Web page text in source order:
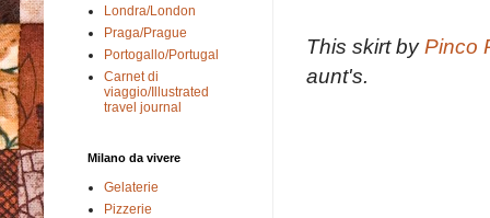
This skirt byPinco
aunt's.
Londra/London
Praga/Prague
Portogallo/Portugal
Carnet di
viaggio/Illustrated
travel journal
Milano da vivere
Gelaterie
Pizzerie